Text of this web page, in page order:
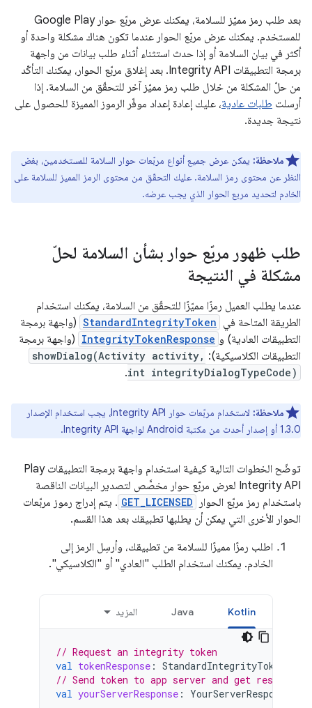
بعد طلب رمز مميّز للسلامة، يمكنك عرض مربّع حوار Google Play
للمستخدم. يمكنك عرض مربّع الحوار عندما تكون هناك مشكلة واحدة أو
أكثر في بيان السلامة أو إذا حدث استثناء أثناء طلب بيانات من واجهة
برمجة التطبيقات Integrity API. بعد إغلاق مربّع الحوار، يمكنك التأكّد
من حلّ المشكلة من خلال طلب رمز مميّز آخر للتحقّق من السلامة. إذا
أرسلت طلبات عادية، عليك إعادة إعداد موفّر الرموز المميزة للحصول على
نتيجة جديدة.
ملاحظة: يمكن عرض جميع أنواع مربّعات حوار السلامة للمستخدمين، بغض
النظر عن محتوى رمز السلامة. عليك التحقّق من محتوى الرمز المميز للسلامة على
الخادم لتحديد مربع الحوار الذي يجب عرضه.
طلب ظهور مربّع حوار بشأن السلامة لحلّ
مشكلة في النتيجة
عندما يطلب العميل رمزًا مميّزًا للتحقّق من السلامة، يمكنك استخدام
الطريقة المتاحة في StandardIntegrityToken (واجهة برمجة
التطبيقات العادية) و IntegrityTokenResponse (واجهة برمجة
التطبيقات الكلاسيكية): showDialog(Activity activity,
int integrityDialogTypeCode)
.
ملاحظة:
لاستخدام مربّعات حوار Integrity API، يجب استخدام الإصدار
1.3.0 أو إصدار أحدث من مكتبة Android لواجهة Integrity API.
توضّح الخطوات التالية كيفية استخدام واجهة برمجة التطبيقات Play
Integrity API لعرض مربّع حوار مخصَّص لتصدير البيانات الناقصة
باستخدام رمز مربّع الحوار
GET_LICENSED . يتم إدراج رموز مربّعات
الحوار الأخرى التي يمكن أن يطلبها تطبيقك بعد هذا القسم.
اطلب رمزًا مميزًا للسلامة من تطبيقك، وأرسِل الرمز إلى
الخادم. يمكنك استخدام الطلب "العادي" أو "الكلاسيكي".
Kotlin
Java المزيد
// Request an integrity token
val tokenResponse : StandardIntegrityToken
// Send token to app server and get response
val yourServerResponse : YourServerResponse